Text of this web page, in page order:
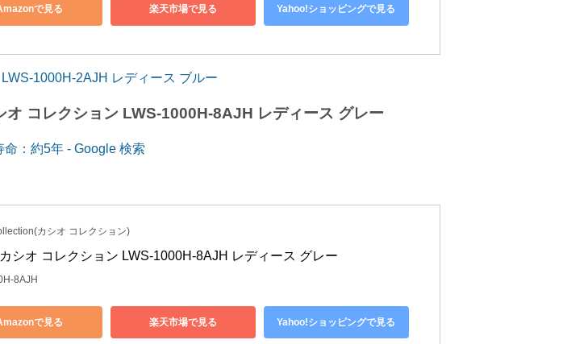
で見る 楽天市場で見る Yahoo!ショッピングで見る
1000H-2AJH レディース ブルー
オ コレクション LWS-1000H-8AJH レディース グレー
：約5年 - Google 検索
カシオ コレクション)
シオ コレクション LWS-1000H-8AJH レディース グレー
8AJH
で見る 楽天市場で見る Yahoo!ショッピングで見る